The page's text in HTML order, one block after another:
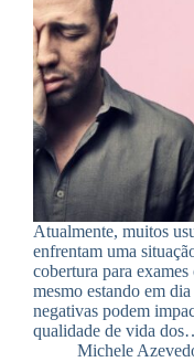
Atualmente, muitos
enfrentam uma
cobertura para
mesmo estando em
negativas podem
qualidade de vida
Michele